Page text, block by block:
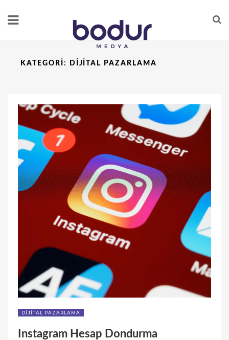
KATEGORI: DIJITAL PAZARLAMA
DIJITAL PAZARLAMA
Instagram Hesap Dondurma